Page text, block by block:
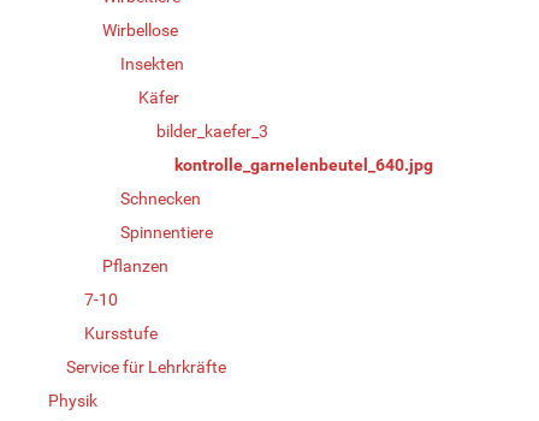
Wirbellose
Insekten
Käfer
bilder_kaefer_3
kontrolle_garnelenbeutel_640.jpg
Schnecken
Spinnentiere
Pflanzen
7-10
Kursstufe
Service für Lehrkräfte
Physik